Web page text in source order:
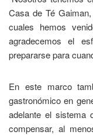
Casa de Té
cuales hemos
agradecemos el
prepararse para
En este marco
gastronómico en
adelante el sistema
compensar, al